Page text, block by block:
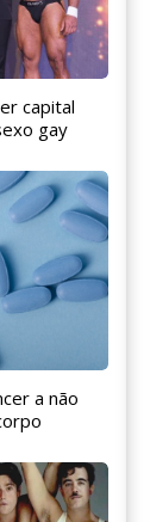
capital
gay
a não